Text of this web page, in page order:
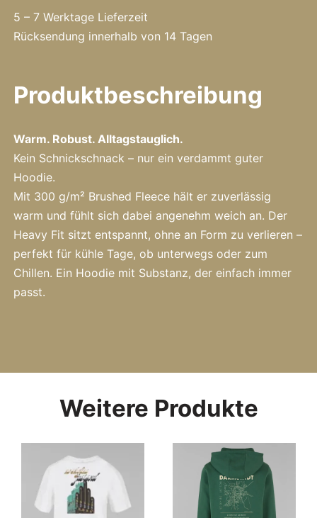
5 – 7 Werktage Lieferzeit
Rücksendung innerhalb von 14 Tagen
Produktbeschreibung
Warm. Robust. Alltagstauglich.
Kein Schnickschnack – nur ein verdammt guter
Hoodie.
Mit 300 g/m² Brushed Fleece hält er zuverlässig
warm und fühlt sich dabei angenehm weich an. Der
Heavy Fit sitzt entspannt, ohne an Form zu verlieren –
perfekt für kühle Tage, ob unterwegs oder zum
Chillen. Ein Hoodie mit Substanz, der einfach immer
passt.
Weitere Produkte